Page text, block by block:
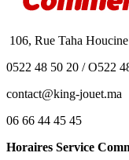
106, Rue Taha
0522 48 50 20 / O522
contact@king-jouet.ma
06 66 44 45 45
Horaires Service